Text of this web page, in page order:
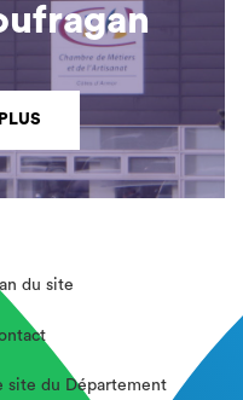
du site
site du Département